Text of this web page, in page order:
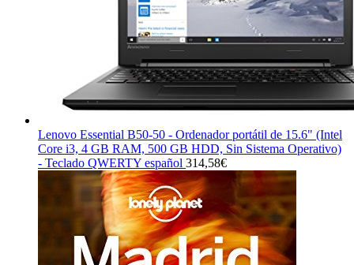
Lenovo Essential B50-50 - Ordenador portátil de 15.6" (Intel
Core i3, 4 GB RAM, 500 GB HDD, Sin Sistema Operativo)
- Teclado QWERTY español 314,58€